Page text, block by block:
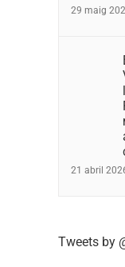
29 maig
21 abril
Tweets by